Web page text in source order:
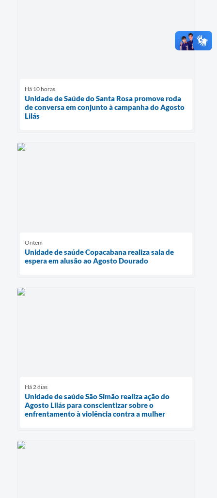
Há 10 horas
Unidade de Saúde do Santa Rosa promove roda
de conversa em conjunto à campanha do Agosto
Lilás
Ontem
Unidade de saúde Copacabana realiza sala de
espera em alusão ao Agosto Dourado
Há 2 dias
Unidade de saúde São Simão realiza ação do
Agosto Lilás para conscientizar sobre o
enfrentamento à violência contra a mulher